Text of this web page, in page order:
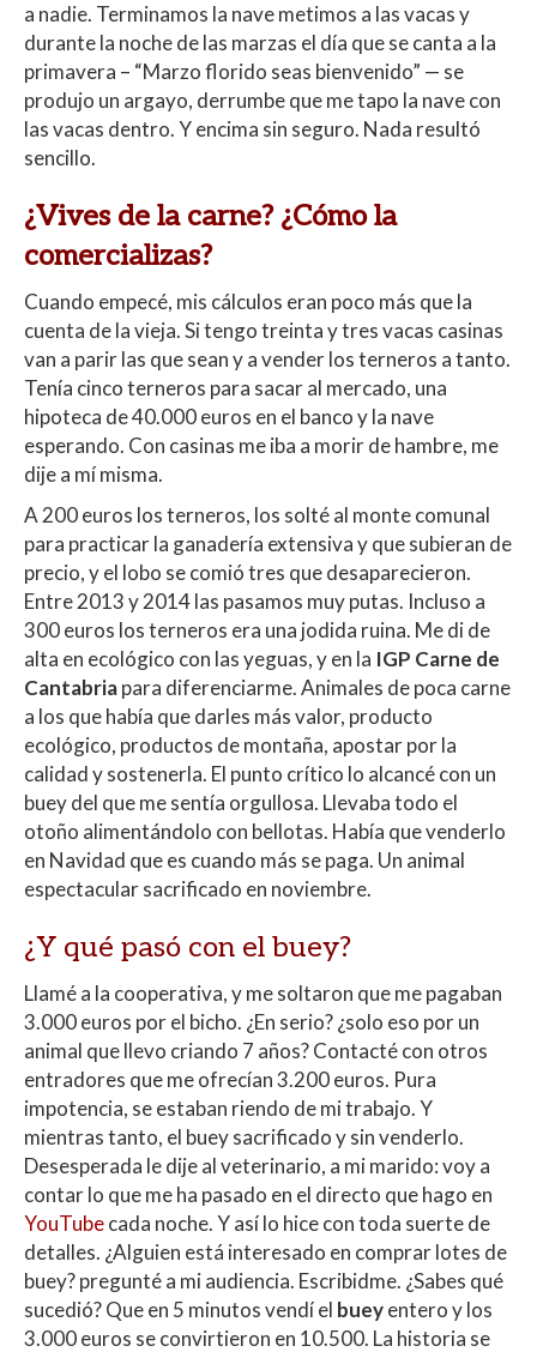
a nadie. Terminamos la nave metimos a las vacas y
durante la noche de las marzas el día que se canta a la
primavera – “Marzo florido seas bienvenido” — se
produjo un argayo, derrumbe que me tapo la nave con
las vacas dentro. Y encima sin seguro. Nada resultó
sencillo.
¿Vives de la carne? ¿Cómo la
comercializas?
Cuando empecé, mis cálculos eran poco más que la
cuenta de la vieja. Si tengo treinta y tres vacas casinas
van a parir las que sean y a vender los terneros a tanto.
Tenía cinco terneros para sacar al mercado, una
hipoteca de 40.000 euros en el banco y la nave
esperando. Con casinas me iba a morir de hambre, me
dije a mí misma.
A 200 euros los terneros, los solté al monte comunal
para practicar la ganadería extensiva y que subieran de
precio, y el lobo se comió tres que desaparecieron.
Entre 2013 y 2014 las pasamos muy putas. Incluso a
300 euros los terneros era una jodida ruina. Me di de
alta en ecológico con las yeguas, y en la IGP Carne de
Cantabriapara diferenciarme. Animales de poca carne
a los que había que darles más valor, producto
ecológico, productos de montaña, apostar por la
calidad y sostenerla. El punto crítico lo alcancé con un
buey del que me sentía orgullosa. Llevaba todo el
otoño alimentándolo con bellotas. Había que venderlo
en Navidad que es cuando más se paga. Un animal
espectacular sacrificado en noviembre.
¿Y qué pasó con el buey?
Llamé a la cooperativa, y me soltaron que me pagaban
3.000 euros por el bicho. ¿En serio? ¿solo eso por un
animal que llevo criando 7 años? Contacté con otros
entradores que me ofrecían 3.200 euros. Pura
impotencia, se estaban riendo de mi trabajo. Y
mientras tanto, el buey sacrificado y sin venderlo.
Desesperada le dije al veterinario, a mi marido: voy a
contar lo que me ha pasado en el directo que hago en
YouTubecada noche. Y así lo hice con toda suerte de
detalles. ¿Alguien está interesado en comprar lotes de
buey? pregunté a mi audiencia. Escribidme. ¿Sabes qué
sucedió? Que en 5 minutos vendí el bueyentero y los
3.000 euros se convirtieron en 10.500. La historia se